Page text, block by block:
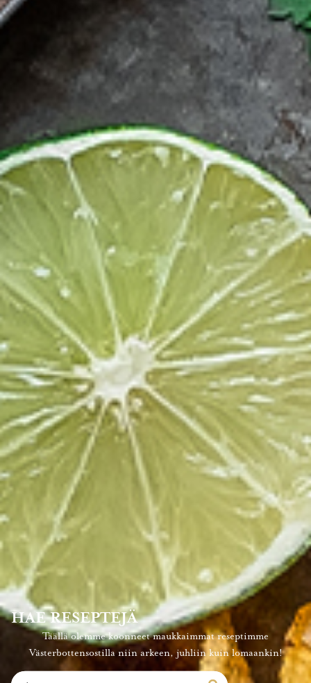
HAE RESEPTEJÄ
Täällä olemme koonneet maukkaimmat reseptimme
Västerbottensostilla niin arkeen, juhliin kuin lomaankin!